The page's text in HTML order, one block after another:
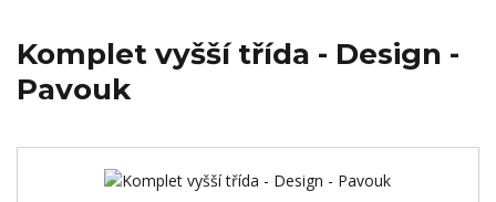
Komplet vyšší třída - Design -
Pavouk